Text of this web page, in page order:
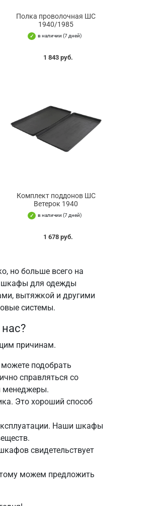
Полка проволочная ШС
1940/1985
в наличии (7 дней)
1 843 руб.
Комплект поддонов ШС
Ветерок 1940
в наличии (7 дней)
1 678 руб.
но больше всего на
шкафы для одежды
вытяжкой и другими
системы.
причинам.
подобрать
справляться со
менеджеры.
Это хороший способ
Наши шкафы
свидетельствует
можем предложить